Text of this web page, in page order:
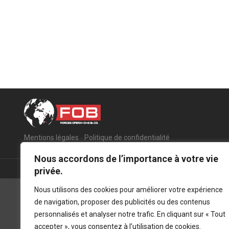
Nous accordons de l’importance à votre vie
privée.
Nous utilisons des cookies pour améliorer votre expérience
de navigation, proposer des publicités ou des contenus
personnalisés et analyser notre trafic. En cliquant sur « Tout
accepter », vous consentez à l’utilisation de cookies.
Mentions légales - Politique de confidentialité